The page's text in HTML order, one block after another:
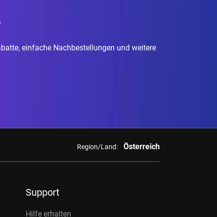
einfache Nachbestellungen und weitere
Region/Land: Österreich
Support
Hilfe erhalten